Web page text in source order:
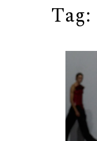
Tag: